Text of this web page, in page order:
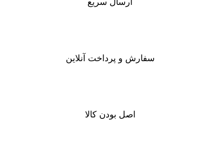
ارسال سریع
سفارش و پرداخت آنلاین
اصل بودن کالا